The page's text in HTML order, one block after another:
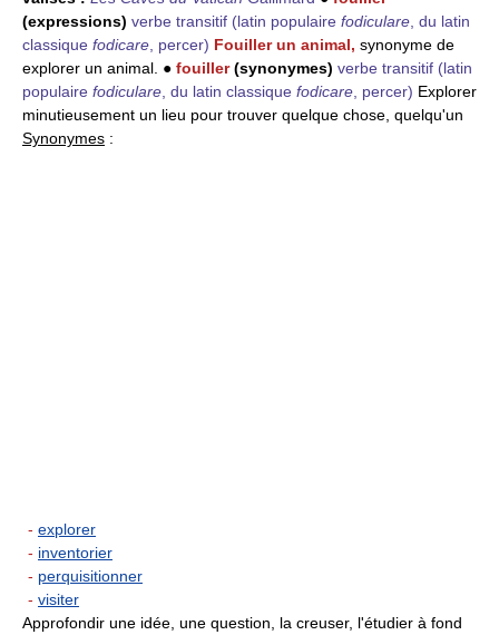
(expressions) verbe transitif (latin populaire fodiculare, du latin
classique fodicare, percer) Fouiller un animal, synonyme de
explorer un animal. ● fouiller(synonymes) verbe transitif (latin
populaire fodiculare, du latin classique fodicare, percer) Explorer
minutieusement un lieu pour trouver quelque chose, quelqu'un
Synonymes :
- explorer
- inventorier
- perquisitionner
- visiter
Approfondir une idée, une question, la creuser, l'étudier à fond